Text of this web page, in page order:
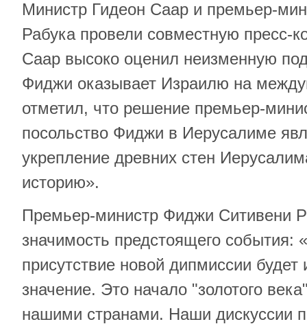
Министр Гидеон Саар и премьер-
Рабука провели совместную пресс-
Саар высоко оценил неизменную
Фиджи оказывает Израилю на
отметил, что решение премьер-
посольство Фиджи в Иерусалиме
укрепление древних стен
историю».
Премьер-министр Фиджи Ситивени
значимость предстоящего события:
присутствие новой дипмиссии будет
значение. Это начало "золотого
нашими странами. Наши дискуссии